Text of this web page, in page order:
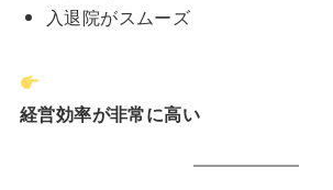
入退院がスムーズ
経営効率が非常に高い